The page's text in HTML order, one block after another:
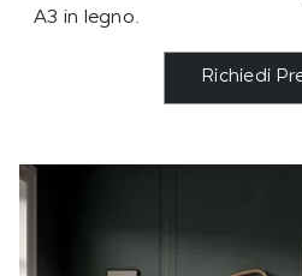
A3 in legno.
Richiedi